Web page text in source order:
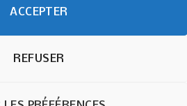
ACCEPTER
REFUSER
Bistro Editions - SARL de Presse -
légales etRGPD